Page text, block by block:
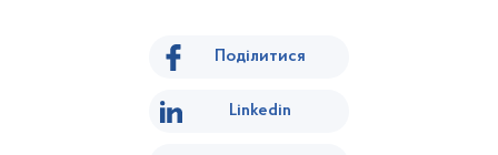
Поділитися
Linkedin